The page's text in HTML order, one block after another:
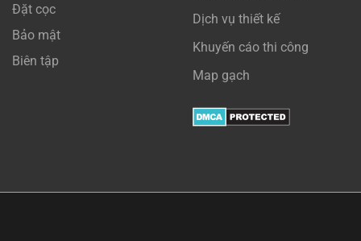
Đặt cọc
Bảo mật
Biên tập
Dịch vụ thiết kế
Khuyến cáo thi công
Map gạch